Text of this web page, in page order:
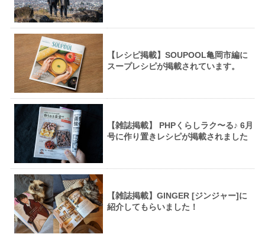
【レシピ掲載】SOUPOOL亀岡市編に
スープレシピが掲載されています。
【雑誌掲載】 PHPくらしラク〜る♪ 6月
号に作り置きレシピが掲載されました
【雑誌掲載】GINGER [ジンジャー]に
紹介してもらいました！